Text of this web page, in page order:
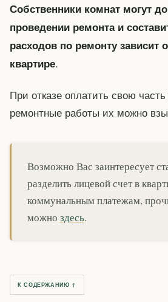
Собственники комнат могут
проведении ремонта и
расходов по ремонту зависит
квартире.
При отказе оплатить свою
ремонтные работы их можно
Возможно Вас заинтересует
разделить лицевой счет в
коммунальным платежам,
можно здесь.
К СОДЕРЖАНИЮ ↑